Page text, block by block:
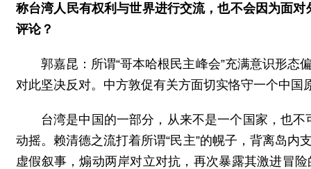
称台湾人民有权利与世界进行交流，也不会因为面
评论？
郭嘉昆：所谓“哥本哈根民主峰会”充满意识形态
对此坚决反对。中方敦促有关方面切实恪守一个中国
台湾是中国的一部分，从来不是一个国家，也
动摇。赖清德之流打着所谓“民主”的幌子，背离岛内
虚假叙事，煽动两岸对立对抗，再次暴露其激进冒